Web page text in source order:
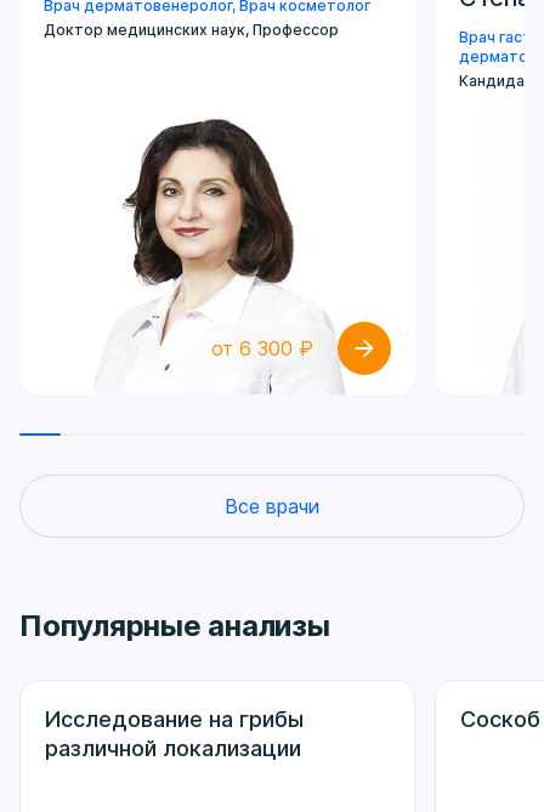
Врач дерматовенеролог, Врач косметолог
Доктор медицинских наук, Профессор
от 6 300 ₽
Врач
Кандидат
Все врачи
Популярные анализы
Исследование на грибы
различной локализации